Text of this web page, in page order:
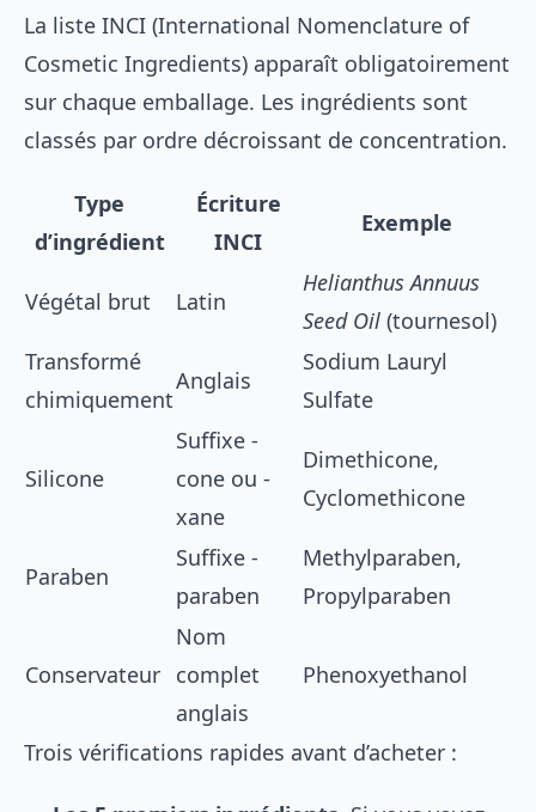
La liste INCI (International Nomenclature of
Cosmetic Ingredients) apparaît obligatoirement
sur chaque emballage. Les ingrédients sont
classés par ordre décroissant de concentration.
Type
d’ingrédient
Écriture
INCI
Exemple
Végétal brut Latin
Helianthus Annuus
Seed Oil (tournesol)
Transformé
chimiquement
Anglais
Sodium Lauryl
Sulfate
Silicone
Suffixe -
cone ou -
xane
Dimethicone,
Cyclomethicone
Paraben
Suffixe -
paraben
Methylparaben,
Propylparaben
Conservateur
Nom
complet
anglais
Phenoxyethanol
Trois vérifications rapides avant d’acheter :